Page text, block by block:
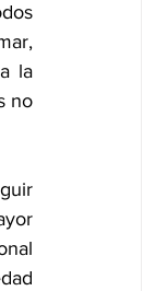
la
no